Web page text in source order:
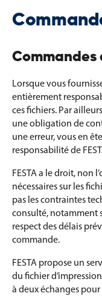
Commandes
Lorsque vous
entièrement
ces fichiers. Par
une obligation de
une erreur, vous en
responsabilité de
FESTA a le droit, non
nécessaires sur les
pas les contraintes
consulté, notamment
respect des délais
commande.
FESTA propose un
du fichier
à deux échanges